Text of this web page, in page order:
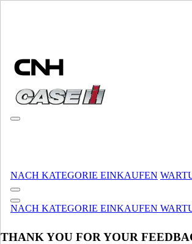
NACH KATEGORIE EINKAUFEN
NACH KATEGORIE EINKAUFEN
THANK YOU FOR YOUR
MARKE UND SPRACHE WÄHLEN
Nordamerika
USA